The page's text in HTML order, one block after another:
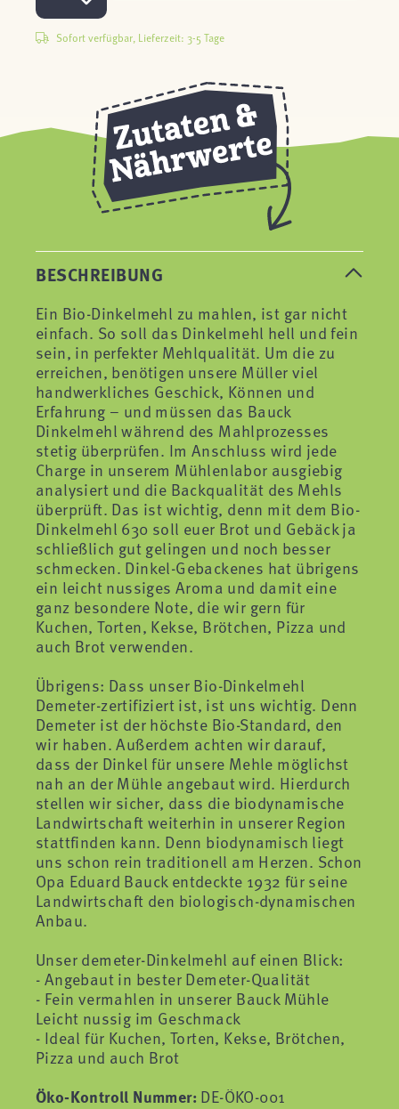
Sofort verfügbar, Lieferzeit: 3-5 Tage
BESCHREIBUNG
Ein Bio-Dinkelmehl zu mahlen, ist gar nicht
einfach. So soll das Dinkelmehl hell und fein
sein, in perfekter Mehlqualität. Um die zu
erreichen, benötigen unsere Müller viel
handwerkliches Geschick, Können und
Erfahrung – und müssen das Bauck
Dinkelmehl während des Mahlprozesses
stetig überprüfen. Im Anschluss wird jede
Charge in unserem Mühlenlabor ausgiebig
analysiert und die Backqualität des Mehls
überprüft. Das ist wichtig, denn mit dem Bio-
Dinkelmehl 630 soll euer Brot und Gebäck ja
schließlich gut gelingen und noch besser
schmecken. Dinkel-Gebackenes hat übrigens
ein leicht nussiges Aroma und damit eine
ganz besondere Note, die wir gern für
Kuchen, Torten, Kekse, Brötchen, Pizza und
auch Brot verwenden.
Übrigens: Dass unser Bio-Dinkelmehl
Demeter-zertifiziert ist, ist uns wichtig. Denn
Demeter ist der höchste Bio-Standard, den
wir haben. Außerdem achten wir darauf,
dass der Dinkel für unsere Mehle möglichst
nah an der Mühle angebaut wird. Hierdurch
stellen wir sicher, dass die biodynamische
Landwirtschaft weiterhin in unserer Region
stattfinden kann. Denn biodynamisch liegt
uns schon rein traditionell am Herzen. Schon
Opa Eduard Bauck entdeckte 1932 für seine
Landwirtschaft den biologisch-dynamischen
Anbau.
Unser demeter-Dinkelmehl auf einen Blick:
- Angebaut in bester Demeter-Qualität
- Fein vermahlen in unserer Bauck Mühle
Leicht nussig im Geschmack
- Ideal für Kuchen, Torten, Kekse, Brötchen,
Pizza und auch Brot
Öko-Kontroll Nummer: DE-ÖKO-001